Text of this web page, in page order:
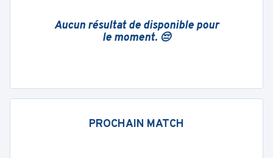
Aucun résultat de disponible pour
le moment. 😔
PROCHAIN MATCH